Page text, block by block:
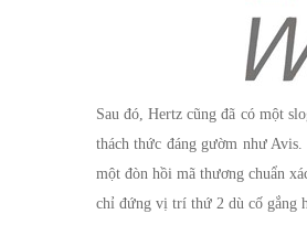
Sau đó, Hertz cũng đã có một
thách thức đáng gườm như
một đòn hồi mã thương chuẩn
chỉ đứng vị trí thứ 2 dù cố gắng